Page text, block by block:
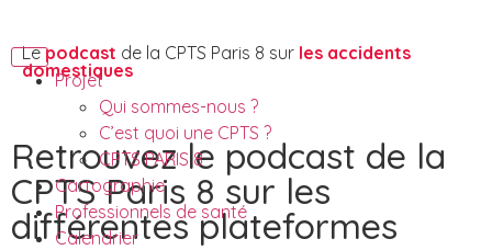
Projet
Qui sommes-nous ?
C’est quoi une CPTS ?
CPTS PARIS 8
Cartographie
Professionnels de santé
Calendrier
Lepodcast de la CPTS Paris 8 sur les accidents
domestiques
Retrouvez le podcast de la
CPTS Paris 8 sur les
différentes plateformes